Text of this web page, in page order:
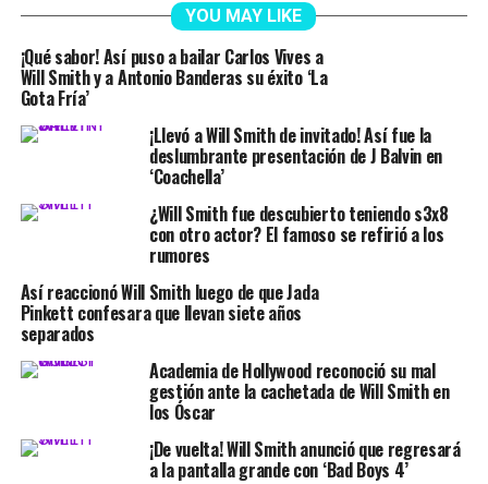
YOU MAY LIKE
¡Qué sabor! Así puso a bailar Carlos Vives a
Will Smith y a Antonio Banderas su éxito ‘La
Gota Fría’
¡Llevó a Will Smith de invitado! Así fue la
deslumbrante presentación de J Balvin en
‘Coachella’
¿Will Smith fue descubierto teniendo s3x8
con otro actor? El famoso se refirió a los
rumores
Así reaccionó Will Smith luego de que Jada
Pinkett confesara que llevan siete años
separados
Academia de Hollywood reconoció su mal
gestión ante la cachetada de Will Smith en
los Óscar
¡De vuelta! Will Smith anunció que regresará
a la pantalla grande con ‘Bad Boys 4’